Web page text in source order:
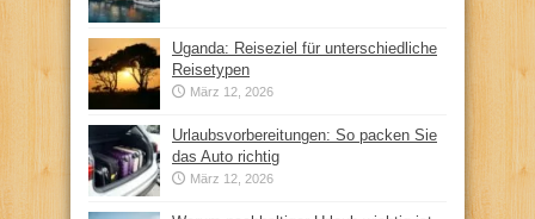
Uganda: Reiseziel für unterschiedliche
Reisetypen
März 12, 2026
Urlaubsvorbereitungen: So packen Sie
das Auto richtig
März 12, 2026